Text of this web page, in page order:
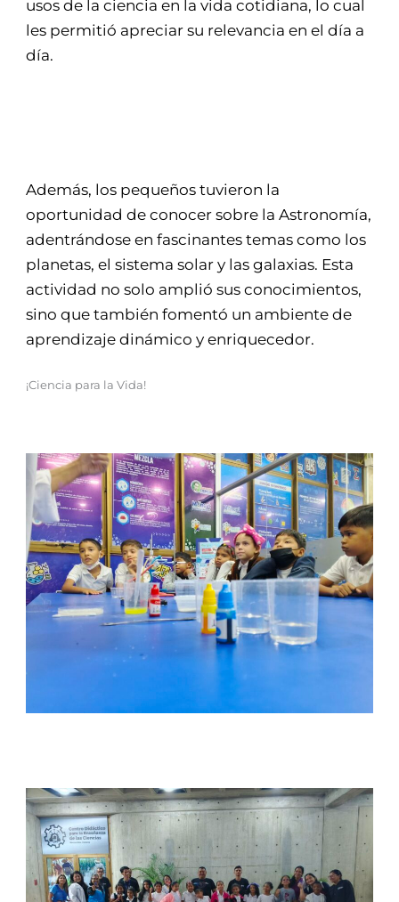
usos de la ciencia en la vida cotidiana, lo cual
les permitió apreciar su relevancia en el día a
día.
Además, los pequeños tuvieron la
oportunidad de conocer sobre la Astronomía,
adentrándose en fascinantes temas como los
planetas, el sistema solar y las galaxias. Esta
actividad no solo amplió sus conocimientos,
sino que también fomentó un ambiente de
aprendizaje dinámico y enriquecedor.
¡Ciencia para la Vida!